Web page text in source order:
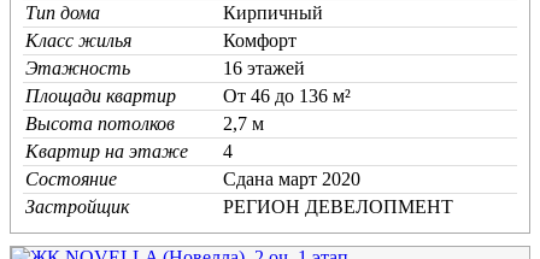
Тип дома
Кирпичный
Класс жилья
Комфорт
Этажность
16 этажей
Площади квартир
От 46 до 136 м²
Высота потолков
2,7 м
Квартир на этаже
4
Состояние
Cдана март 2020
Застройщик
РЕГИОН ДЕВЕЛОПМЕНТ